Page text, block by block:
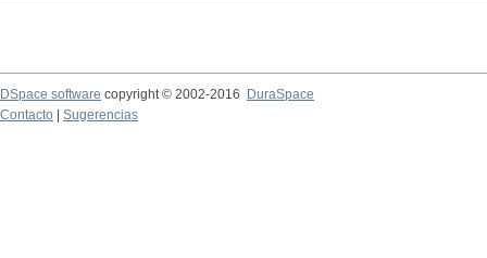
DSpace software copyright © 2002-2016
DuraSpace
Contacto
Sugerencias